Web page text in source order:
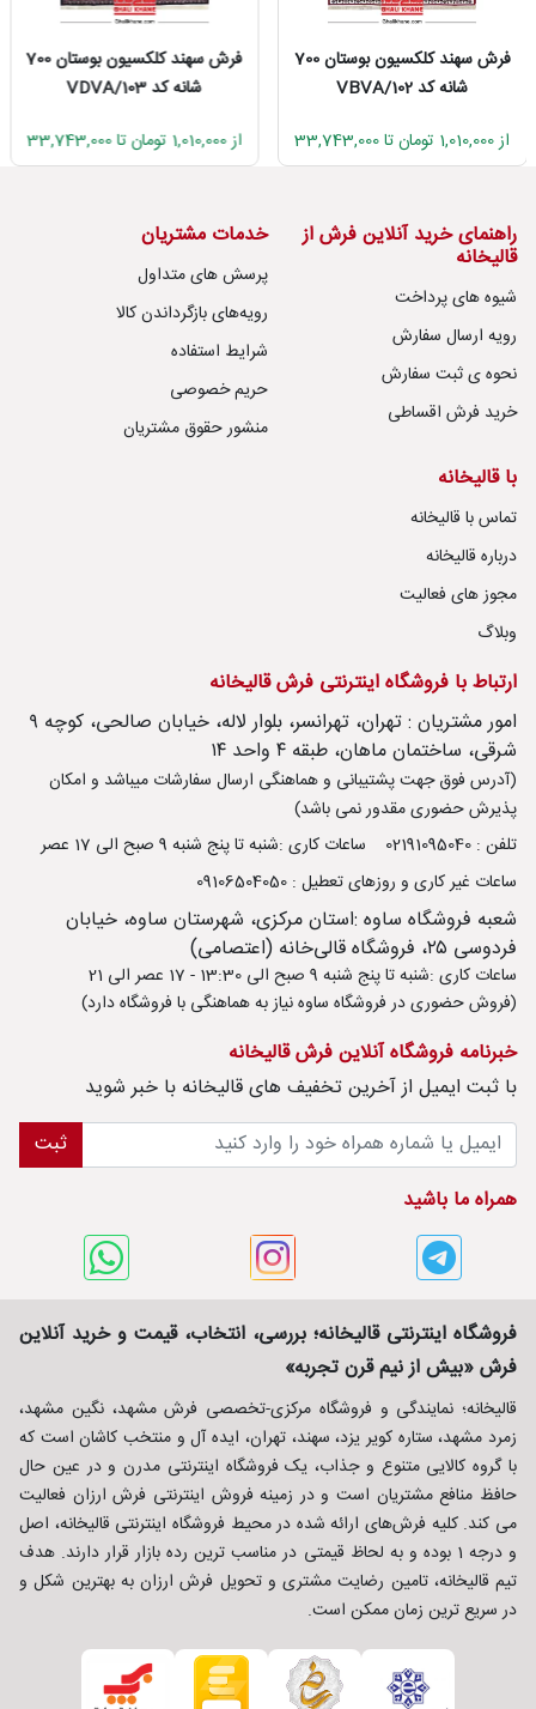
فرش سهند کلکسیون بوستان 700
شانه کد 102/VBVA
از 1,010,000 تومان تا 33,743,000
فرش سهند کلکسیون بوستان 700
شانه کد 103/VDVA
از 1,010,000 تومان تا 33,743,000
راهنمای خرید آنلاین فرش از
قالیخانه
شیوه های پرداخت
رویه ارسال سفارش
نحوه ی ثبت سفارش
خرید فرش اقساطی
خدمات مشتریان
پرسش های متداول
رویه‌های بازگرداندن کالا
شرایط استفاده
حریم خصوصی
منشور حقوق مشتریان
با قالیخانه
تماس با قالیخانه
درباره قالیخانه
مجوز های فعالیت
وبلاگ
ارتباط با فروشگاه اینترنتی فرش قالیخانه
امور مشتریان : تهران، تهرانسر، بلوار لاله، خیابان صالحی، کوچه ۹
شرقی، ساختمان ماهان، طبقه ۴ واحد ۱۴
(آدرس فوق جهت پشتیبانی و هماهنگی ارسال سفارشات میباشد و امکان
پذیرش حضوری مقدور نمی باشد)
تلفن : 02191095040
ساعات کاری :شنبه تا پنج شنبه 9 صبح الی 17 عصر
ساعات غیر کاری و روزهای تعطیل : 09106504050
شعبه فروشگاه ساوه :استان مرکزی، شهرستان ساوه، خیابان
فردوسی ۲۵، فروشگاه قالی‌خانه (اعتصامی)
ساعات کاری :شنبه تا پنج شنبه 9 صبح الی 13:30 - 17 عصر الی 21
(فروش حضوری در فروشگاه ساوه نیاز به هماهنگی با فروشگاه دارد)
خبرنامه فروشگاه آنلاین فرش قالیخانه
با ثبت ايميل از آخرین تخفیف های قالیخانه با خبر شوید
ثبت
همراه ما باشید
فروشگاه اینترنتی قالیخانه؛ بررسی، انتخاب، قیمت و خرید آنلاین
فرش «بیش از نیم قرن تجربه»
قالیخانه؛ نمایندگی و فروشگاه مرکزی-تخصصی فرش مشهد، نگین مشهد،
زمرد مشهد، ستاره کویر یزد، سهند، تهران، ایده آل و منتخب کاشان است که
با گروه کالایی متنوع و جذاب، یک فروشگاه اینترنتی مدرن و در عین حال
حافظ منافع مشتریان است و در زمینه فروش اینترنتی فرش ارزان فعالیت
می کند. کلیه فرش‌های ارائه شده در محیط فروشگاه اینترنتی قالیخانه، اصل
و درجه 1 بوده و به لحاظ قیمتی در مناسب ترین رده بازار قرار دارند. هدف
تیم قالیخانه، تامین رضایت مشتری و تحویل فرش ارزان به بهترین شکل و
در سریع ترین زمان ممکن است.